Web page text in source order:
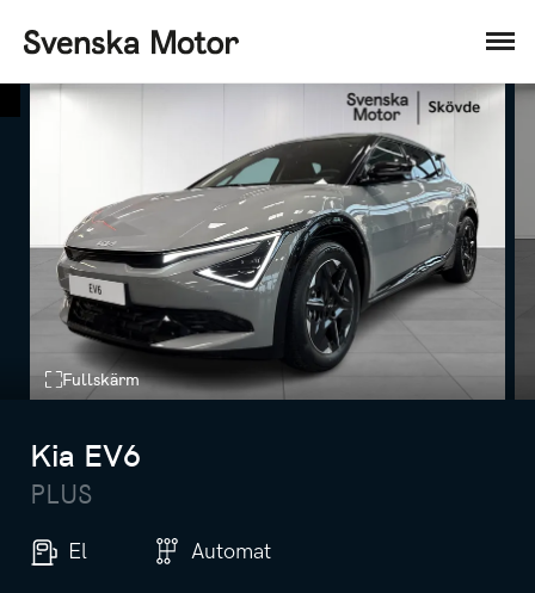
Fullskärm
Kia EV6
PLUS
El Automat